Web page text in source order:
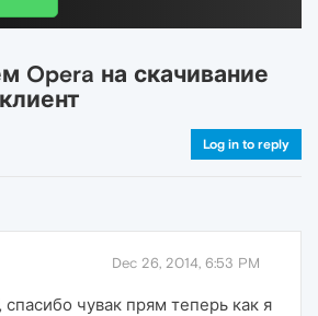
Opera на скачивание
Log in to reply
Dec 26, 2014, 6:53 PM
спасибо чувак прям теперь как я